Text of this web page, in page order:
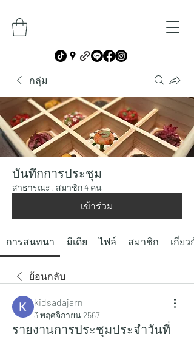
กลุ่ม
บันทึกการประชุม
สาธารณะ · สมาชิก 4 คน
เข้าร่วม
การสนทนา มีเดีย ไฟล์ สมาชิก เกี่ยว
ย้อนกลับ
kidsadajarn
3 พฤศจิกายน 2567
รายงานการประชุมประจำวันที่